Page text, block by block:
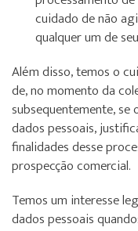
cuidado de não
qualquer um de
Além disso, temos o
de, no momento da
subsequentemente,
dados pessoais,
finalidades desse
prospecção comercial.
Temos um interesse
dados pessoais quando: